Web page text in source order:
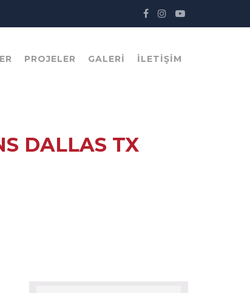
PROJELER GALERI İLETIŞIM
DALLAS TX